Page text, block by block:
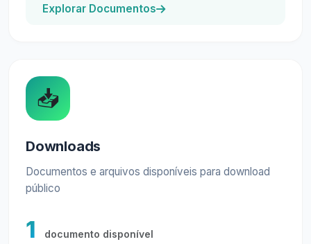
Explorar Documentos
📥
Downloads
Documentos e arquivos disponíveis para download
público
1 documento disponível